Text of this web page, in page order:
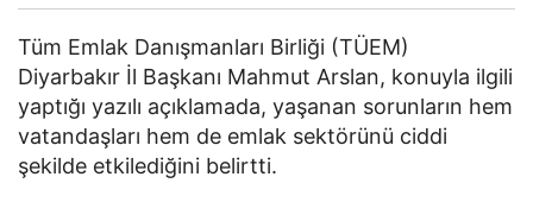
Tüm Emlak Danışmanları Birliği (TÜEM)
Diyarbakır İl Başkanı Mahmut Arslan, konuyla ilgili
yaptığı yazılı açıklamada, yaşanan sorunların hem
vatandaşları hem de emlak sektörünü ciddi
şekilde etkilediğini belirtti.